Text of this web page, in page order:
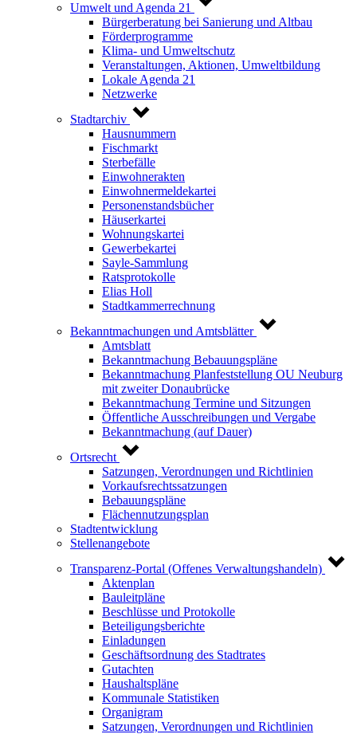
Umwelt und Agenda 21
Bürgerberatung bei Sanierung und Altbau
Förderprogramme
Klima- und Umweltschutz
Veranstaltungen, Aktionen, Umweltbildung
Lokale Agenda 21
Netzwerke
Stadtarchiv
Hausnummern
Fischmarkt
Sterbefälle
Einwohnerakten
Einwohnermeldekartei
Personenstandsbücher
Häuserkartei
Wohnungskartei
Gewerbekartei
Sayle-Sammlung
Ratsprotokolle
Elias Holl
Stadtkammerrechnung
Bekanntmachungen und Amtsblätter
Amtsblatt
Bekanntmachung Bebauungspläne
Bekanntmachung Planfeststellung OU Neuburg
mit zweiter Donaubrücke
Bekanntmachung Termine und Sitzungen
Öffentliche Ausschreibungen und Vergabe
Bekanntmachung (auf Dauer)
Ortsrecht
Satzungen, Verordnungen und Richtlinien
Vorkaufsrechtssatzungen
Bebauungspläne
Flächennutzungsplan
Stadtentwicklung
Stellenangebote
Transparenz-Portal (Offenes Verwaltungshandeln)
Aktenplan
Bauleitpläne
Beschlüsse und Protokolle
Beteiligungsberichte
Einladungen
Geschäftsordnung des Stadtrates
Gutachten
Haushaltspläne
Kommunale Statistiken
Organigram
Satzungen, Verordnungen und Richtlinien